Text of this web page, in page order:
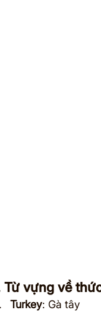
Từ vựng về
Turkey: Gà tây